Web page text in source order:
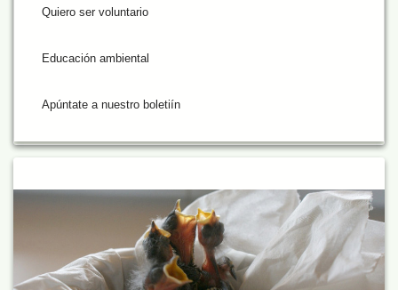
Quiero ser voluntario
Educación ambiental
Apúntate a nuestro boletiín